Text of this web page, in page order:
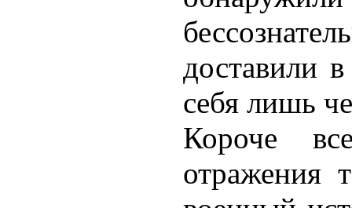
доставили
себя лишь
Короче
отражения